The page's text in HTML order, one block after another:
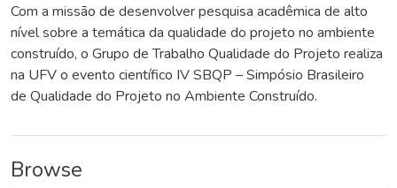
Com a missão de desenvolver pesquisa acadêmica de alto
nível sobre a temática da qualidade do projeto no ambiente
construído, o Grupo de Trabalho Qualidade do Projeto realiza
na UFV o evento científico IV SBQP – Simpósio Brasileiro
de Qualidade do Projeto no Ambiente Construído.
Browse